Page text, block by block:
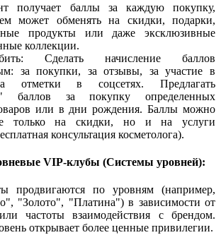
получает баллы за каждую покупку,
может обменять на скидки, подарки,
продукты или даже эксклюзивные
коллекции.
Сделать начисление баллов
за покупки, за отзывы, за участие в
отметки в соцсетях. Предлагать
баллов за покупку определенных
или в дни рождения. Баллы можно
только на скидки, но и на услуги
консультация косметолога).
VIP-клубы (Системы уровней):
продвигаются по уровням (например,
"Золото", "Платина") в зависимости от
частоты взаимодействия с брендом.
открывает более ценные привилегии.